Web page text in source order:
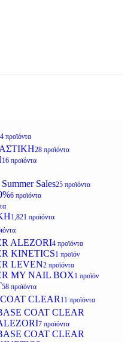
προϊόντα
28 προϊόντα
16 προϊόντα
Sales25 προϊόντα
6 προϊόντα
1,821 προϊόντα
ALEZORI4 προϊόντα
KINETICS1 προϊόν
LEVEN2 προϊόντα
MY NAIL BOX1 προϊόν
58 προϊόντα
CLEAR 11 προϊόντα
COAT CLEAR
7 προϊόντα
COAT CLEAR